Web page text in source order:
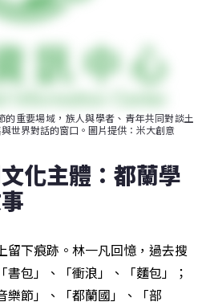
的重要場域，族人與學者、青年共同對談土
世界對話的窗口。圖片提供：米大創意
化主體：都蘭學
留下痕跡。林一凡回憶，過去搜
包」、「衝浪」、「麵包」；
樂節」、「都蘭國」、「部